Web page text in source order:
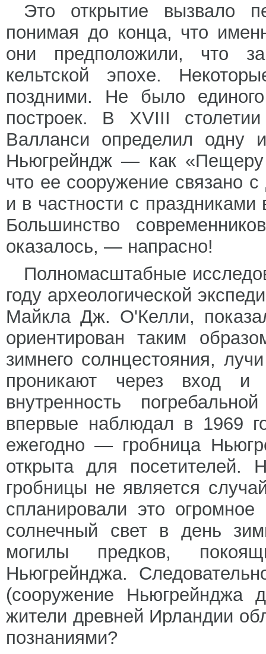
Это открытие вызвало
понимая до конца, что
они предположили, что
кельтской эпохе.
поздними. Не было
построек. В XVIII
Валланси определил одну
Ньюгрейндж — как
что ее сооружение связано
и в частности с праздниками
Большинство
оказалось, — напрасно!
Полномасштабные
году археологической
Майкла Дж. О'Келли,
ориентирован таким
зимнего солнцестояния,
проникают через вход
внутренность
впервые наблюдал в 1969
ежегодно — гробница
открыта для посетителей.
гробницы не является
спланировали это
солнечный свет в день
могилы предков,
Ньюгрейнджа.
(сооружение Ньюгрейнджа
жители древней Ирландии
познаниями?